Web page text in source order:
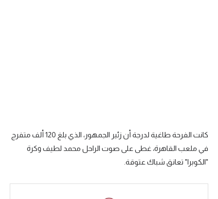
سعودي في الجول
الدوري الإنجليزي
كانت الفرحة طاغية لدرجة أن زئير الجمهور، الذي بلغ 120 ألف متفرج
في ملعب القاهرة، غطى على صوت الراحل محمد لطيف وكرة
"الكوبرا" تعانق شباك عتوقة.